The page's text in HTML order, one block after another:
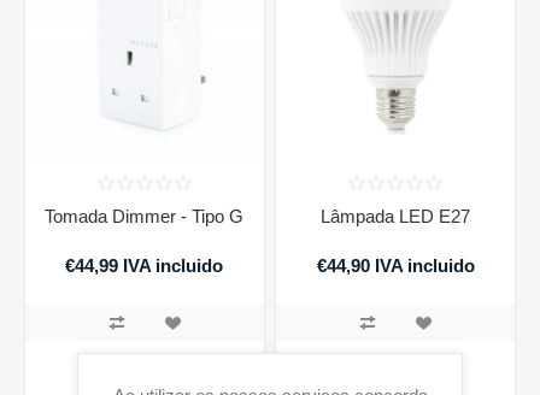
Tomada Dimmer - Tipo G
€44,99 IVA incluido
Lâmpada LED E27
€44,90 IVA incluido